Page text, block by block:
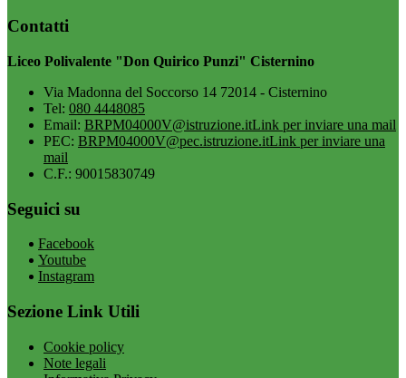
Contatti
Liceo Polivalente "Don Quirico Punzi" Cisternino
Via Madonna del Soccorso 14 72014 - Cisternino
Tel: 080 4448085
Email: BRPM04000V@istruzione.itLink per inviare una mail
PEC: BRPM04000V@pec.istruzione.itLink per inviare una
mail
C.F.: 90015830749
Seguici su
Facebook
Youtube
Instagram
Sezione Link Utili
Cookie policy
Note legali